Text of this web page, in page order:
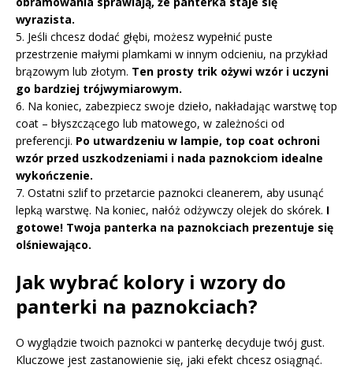
wyrazista.
5. Jeśli chcesz dodać głębi, możesz wypełnić puste
przestrzenie małymi plamkami w innym odcieniu, na przykład
brązowym lub złotym. Ten prosty trik ożywi wzór i uczyni
go bardziej trójwymiarowym.
6. Na koniec, zabezpiecz swoje dzieło, nakładając warstwę top
coat – błyszczącego lub matowego, w zależności od
preferencji. Po utwardzeniu w lampie, top coat ochroni
wzór przed uszkodzeniami i nada paznokciom idealne
wykończenie.
7. Ostatni szlif to przetarcie paznokci cleanerem, aby usunąć
lepką warstwę. Na koniec, nałóż odżywczy olejek do skórek. I
gotowe! Twoja panterka na paznokciach prezentuje się
olśniewająco.
Jak wybrać kolory i wzory do
panterki na paznokciach?
O wyglądzie twoich paznokci w panterkę decyduje twój gust.
Kluczowe jest zastanowienie się, jaki efekt chcesz osiągnąć.